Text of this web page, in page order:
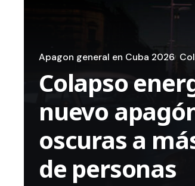
Apagon general en Cuba 2026
Colapso
nuevo
oscuras a
de personas